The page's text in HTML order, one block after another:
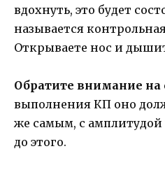
вдохнуть, это будет
называется
Открываете нос и
Обратите внимание на
выполнения КП оно
же самым, с амплитудой
до этого.